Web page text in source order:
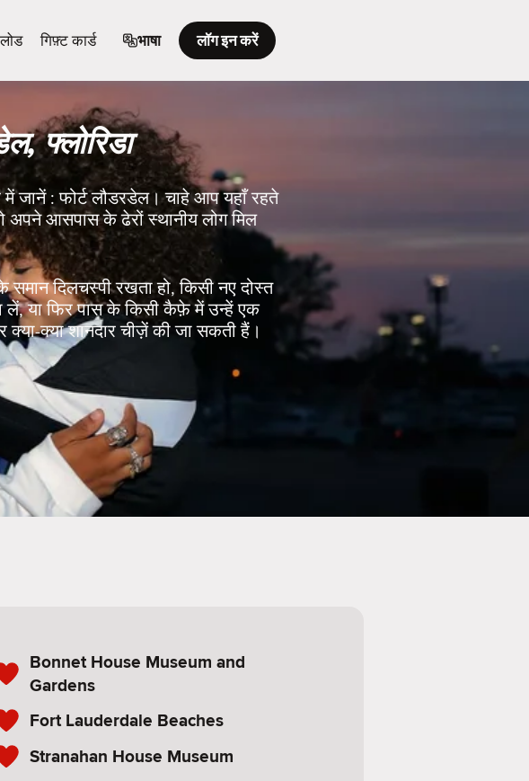
गिफ़्ट कार्ड भाषा लॉग इन करें
फ्लोरिडा
जानें : फोर्ट लौडरडेल। चाहे आप यहाँ रहते
अपने आसपास के ढेरों स्थानीय लोग मिल
दिलचस्पी रखता हो, किसी नए दोस्त
लें, या फिर पास के किसी कैफ़े में उन्हें एक
क्या शानदार चीज़ें की जा सकती हैं।
Bonnet House Museum and
Gardens
Fort Lauderdale Beaches
Stranahan House Museum